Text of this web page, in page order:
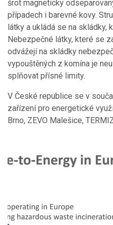
šrot magneticky
případech i barevné kovy.
látky a ukládá se na skládky,
Nebezpečné látky, které se
odvážejí na skládky
vypouštěných z komína je
splňovat přísné limity.
V České republice se v
zařízení pro energetické
Brno, ZEVO Malešice,